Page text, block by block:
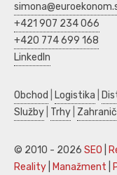
+421 907 234 066
+420 774 699 168
LinkedIn
Obchod Logistika
Služby Trhy
© 2010 - 2026 SEO
Reality
Manažment